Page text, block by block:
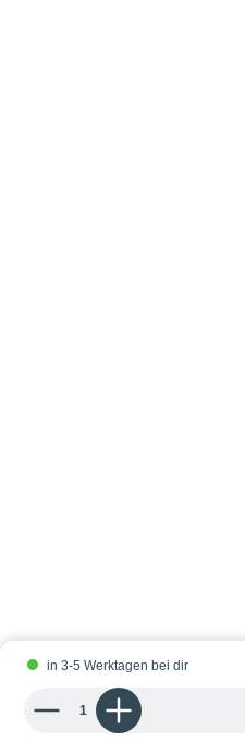
Produkt Anzahl: Gib den
in 3-5 Werktagen bei dir